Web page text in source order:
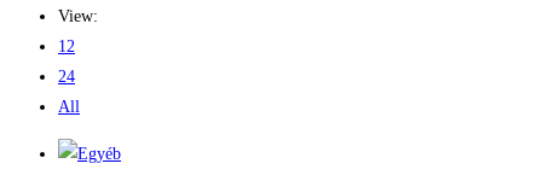
View:
12
24
All